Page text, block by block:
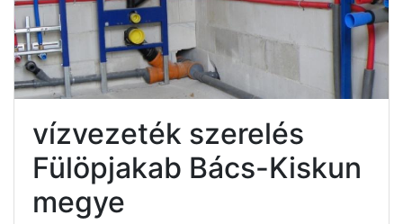
vízvezeték szerelés
Fülöpjakab Bács-Kiskun
megye